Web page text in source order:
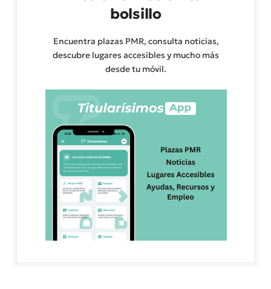
bolsillo
Encuentra plazas PMR, consulta noticias,
descubre lugares accesibles y mucho más
desde tu móvil.